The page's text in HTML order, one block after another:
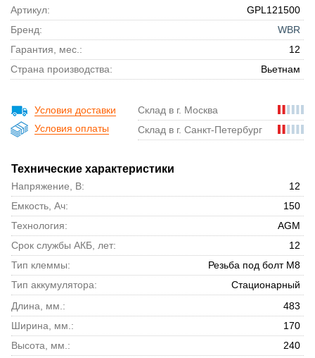
Артикул:
GPL121500
Бренд:
WBR
Гарантия, мес.:
12
Страна производства:
Вьетнам
Условия доставки
Условия оплаты
Склад в г. Москва
Склад в г. Санкт-Петербург
Технические характеристики
Напряжение, В:
12
Емкость, Ач:
150
Технология:
AGM
Срок службы АКБ, лет:
12
Тип клеммы:
Резьба под болт М8
Тип аккумулятора:
Стационарный
Длина, мм.:
483
Ширина, мм.:
170
Высота, мм.:
240